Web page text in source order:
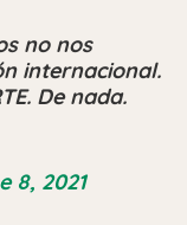
no nos
internacional.
De nada.
8, 2021